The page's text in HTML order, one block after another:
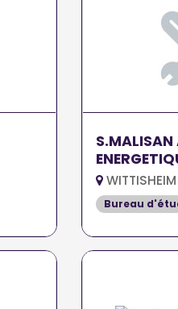
S.MALISAN
Bureau